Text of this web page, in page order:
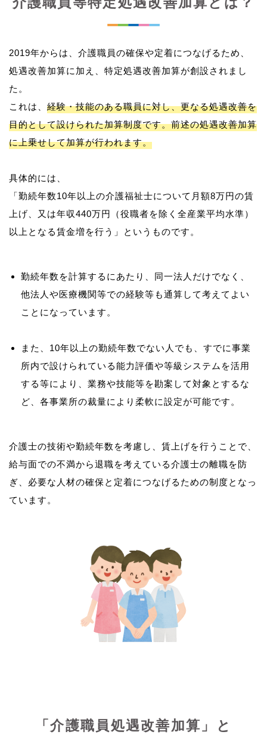
2019年からは、介護職員の確保や定着につなげるため、
処遇改善加算に加え、特定処遇改善加算が創設されまし
た。
これは、 経験・技能のある職員に対し、更なる処遇改善を
目的として設けられた加算制度です。前述の処遇改善加算
に上乗せして加算が行われます。
具体的には、
「勤続年数10年以上の介護福祉士について月額8万円の賃
上げ、又は年収440万円（役職者を除く全産業平均水準）
勤続年数を計算するにあたり、同一法人だけでなく、
他法人や医療機関等での経験等も通算して考えてよい
ことになっています。
また、10年以上の勤続年数でない人でも、すでに事業
所内で設けられている能力評価や等級システムを活用
する等により、業務や技能等を勘案して対象とするな
ど、各事業所の裁量により柔軟に設定が可能です。
介護士の技術や勤続年数を考慮し、賃上げを行うことで、
給与面での不満から退職を考えている介護士の離職を防
ぎ、必要な人材の確保と定着につなげるための制度となっ
ています。
「介護職員処遇改善加算」と